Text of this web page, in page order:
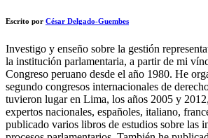
Escrito por César Delgado-Guembes
Investigo y enseño sobre la gestión
la institución parlamentaria, a partir de mi
Congreso peruano desde el año 1980. He
segundo congresos internacionales de
tuvieron lugar en Lima, los años 2005 y
expertos nacionales, españoles, italiano,
publicado varios libros de estudios sobre las